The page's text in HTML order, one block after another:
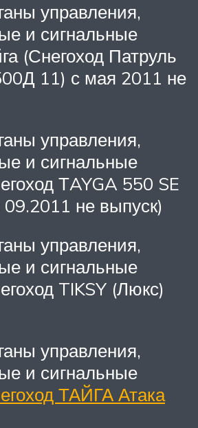
управления,
и сигнальные
(Снегоход Патруль
11) с мая 2011 не
управления,
и сигнальные
ТAYGA 550 SE
не выпуск)
управления,
и сигнальные
TIKSY (Люкс)
управления,
и сигнальные
ТАЙГА Атака